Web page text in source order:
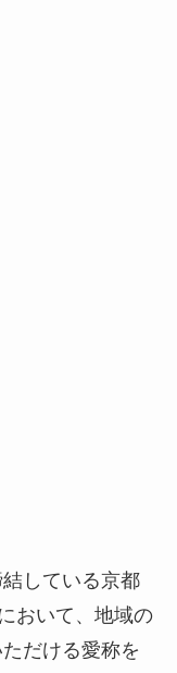
している京都
おいて、地域の
だける愛称を